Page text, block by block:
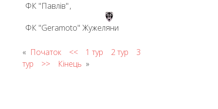
ФК "Павлів",
ФК "Geramoto" Жужеляни
« Початок << 1 тур 2 тур
3
тур
>> Кінець »